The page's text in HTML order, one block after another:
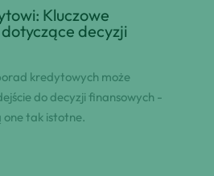
Kluczowe
decyzji
kredytowych może
do decyzji finansowych -
one tak istotne.